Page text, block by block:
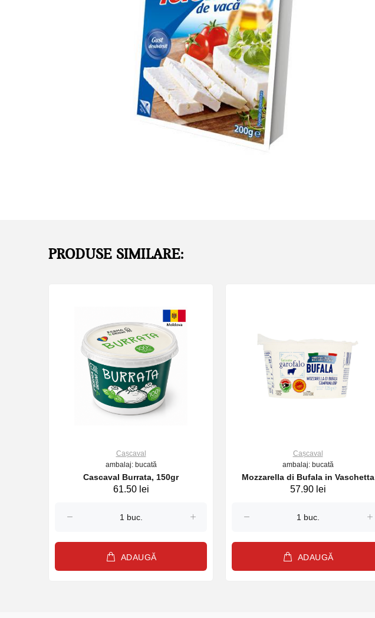
PRODUSE SIMILARE:
Cașcaval
ambalaj: bucată
Cascaval Burrata, 150gr
61.50 lei
ADAUGĂ
Cașcaval
ambalaj: bucată
Mozzarella di Bufala in Vaschetta
125gr.
57.90 lei
ADAUGĂ